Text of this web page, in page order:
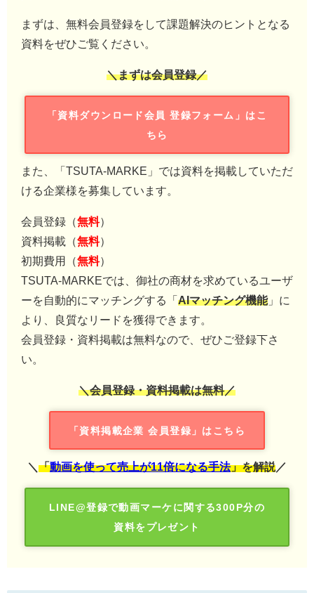
まずは、無料会員登録をして課題解決のヒントとなる
資料をぜひご覧ください。
＼まずは会員登録／
「資料ダウンロード会員 登録フォーム」はこ
ちら
また、「TSUTA-MARKE」では資料を掲載していただ
ける企業様を募集しています。
会員登録（無料）
資料掲載（無料）
初期費用（無料）
TSUTA-MARKEでは、御社の商材を求めているユーザ
ーを自動的にマッチングする「 AIマッチング機能」に
より、良質なリードを獲得できます。
会員登録・資料掲載は無料なので、ぜひご登録下さ
い。
＼会員登録・資料掲載は無料／
「資料掲載企業 会員登録」はこちら
＼ 「動画を使って売上が11倍になる手法」を解説／
LINE@登録で動画マーケに関する300P分の
資料をプレゼント